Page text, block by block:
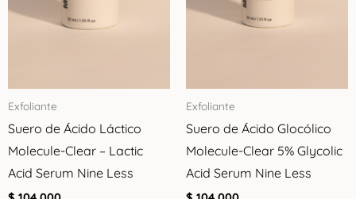
Exfoliante
Suero de Ácido Láctico
Molecule-Clear – Lactic
Acid Serum Nine Less
Exfoliante
Suero de Ácido Glocólico
Molecule-Clear 5% Glycolic
Acid Serum Nine Less